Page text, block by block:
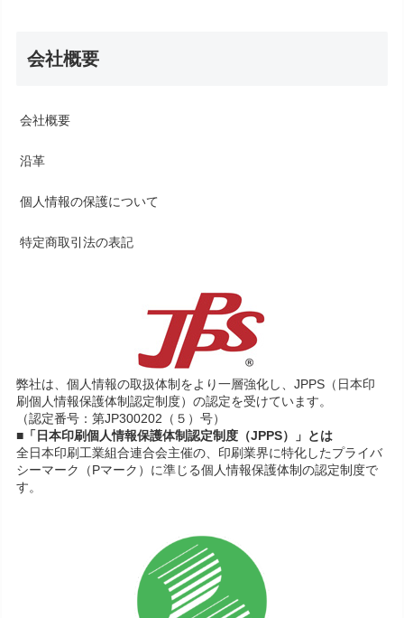
会社概要
会社概要
沿革
個人情報の保護について
特定商取引法の表記
弊社は、個人情報の取扱体制をより一層強化し、JPPS（日本印
刷個人情報保護体制認定制度）の認定を受けています。
（認定番号：第JP300202（５）号）
■「日本印刷個人情報保護体制認定制度（JPPS）」とは
全日本印刷工業組合連合会主催の、印刷業界に特化したプライバ
シーマーク（Pマーク）に準じる個人情報保護体制の認定制度で
す。